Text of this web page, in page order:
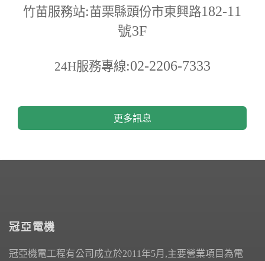
竹苗服務站:苗栗縣頭份市東興路182-11
號3F
24H服務專線:02-2206-7333
更多訊息
冠亞電機
冠亞機電工程有公司成立於2011年5月,主要營業項目為電